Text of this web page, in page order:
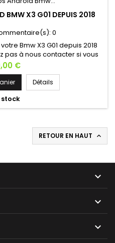
BMW X3 G01 DEPUIS 2018
0
Bmw X3 G01 depuis 2018
pas à nous contacter si vous
question !
€
Détails
stock
RETOUR EN HAUT 


